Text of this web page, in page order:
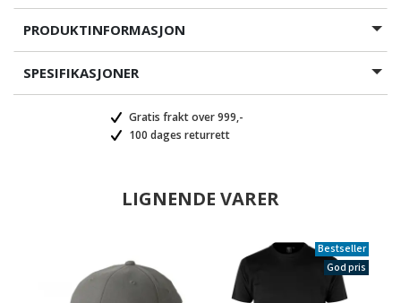
PRODUKTINFORMASJON
SPESIFIKASJONER
Gratis frakt over 999,-
100 dages returrett
LIGNENDE VARER
Bestseller
God pris